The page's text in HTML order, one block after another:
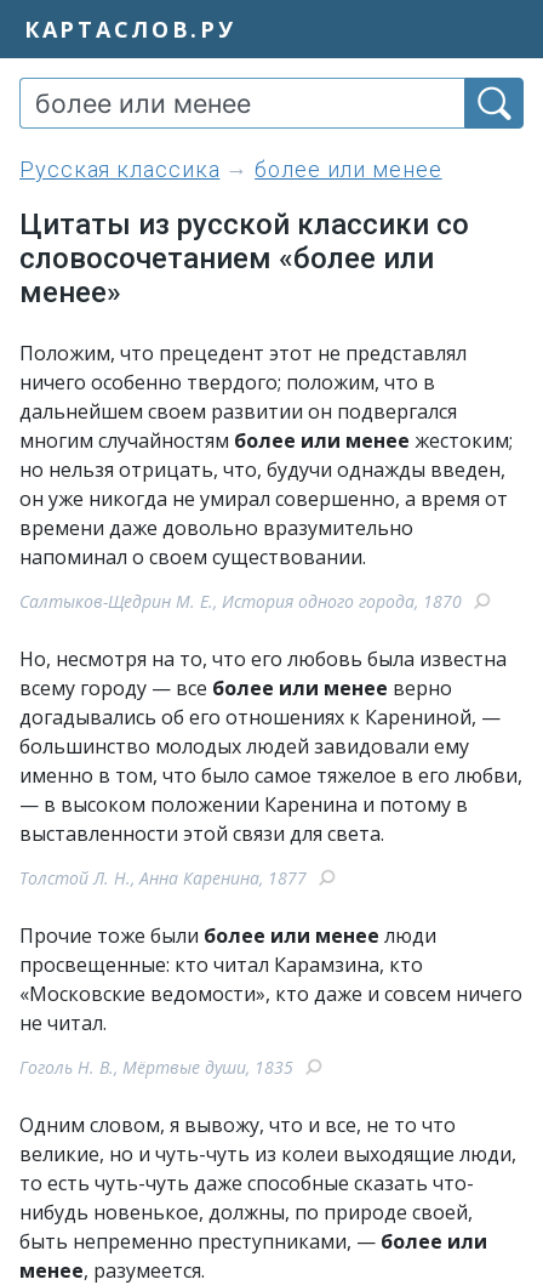
КАРТАСЛОВ.РУ
Русская классика более или менее
Цитаты из русской классики со
словосочетанием «более или
менее»
Положим, что прецедент этот не представлял
ничего особенно твердого; положим, что в
дальнейшем своем развитии он подвергался
многим случайностям более или менее жестоким;
но нельзя отрицать, что, будучи однажды введен,
он уже никогда не умирал совершенно, а время от
времени даже довольно вразумительно
напоминал о своем существовании.
Салтыков-Щедрин М. Е., История одного города, 1870
Но, несмотря на то, что его любовь была известна
всему городу — все более или менее верно
догадывались об его отношениях к Карениной, —
большинство молодых людей завидовали ему
именно в том, что было самое тяжелое в его любви,
— в высоком положении Каренина и потому в
выставленности этой связи для света.
Толстой Л. Н., Анна Каренина, 1877
Прочие тоже были более или менее люди
просвещенные: кто читал Карамзина, кто
«Московские ведомости», кто даже и совсем ничего
не читал.
Гоголь Н. В., Мёртвые души, 1835
Одним словом, я вывожу, что и все, не то что
великие, но и чуть-чуть из колеи выходящие люди,
то есть чуть-чуть даже способные сказать что-
нибудь новенькое, должны, по природе своей,
быть непременно преступниками, — более или
менее, разумеется.